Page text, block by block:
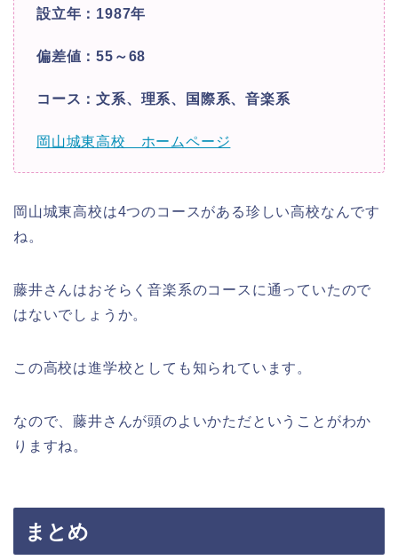
設立年：1987年
偏差値：55～68
コース：文系、理系、国際系、音楽系
岡山城東高校 ホームページ
岡山城東高校は4つのコースがある珍しい高校なんです
ね。
藤井さんはおそらく音楽系のコースに通っていたので
はないでしょうか。
この高校は進学校としても知られています。
なので、藤井さんが頭のよいかただということがわか
りますね。
まとめ